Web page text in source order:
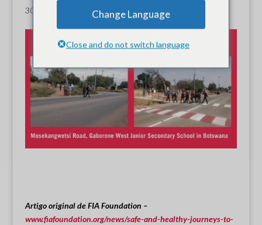
30 de outubro de 2023 Notícias
Artigo original de FIA Foundation –
www.fiafoundation.org/news/safe-and-healthy-journeys-to-
Change Language
Close and do not switch language